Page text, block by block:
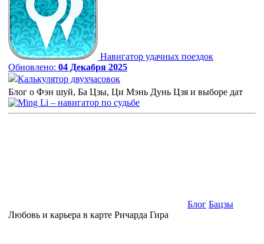
Навигатор удачных поездок
Обновлено: 04 Декабря 2025
Калькулятор двухчасовок
Блог о Фэн шуй, Ба Цзы, Ци Мэнь Дунь Цзя и выборе дат
Блог Бацзы
Любовь и карьера в карте Ричарда Гира